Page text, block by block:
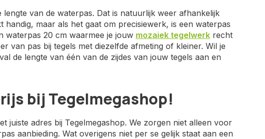
van de waterpas. Dat is natuurlijk weer afhankelijk
maar als het gaat om precisiewerk, is een waterpas
waterpas 20 cm waarmee je jouw mozaiek tegelwerkrecht
van pas bij tegels met diezelfde afmeting of kleiner. Wil je
de lengte van één van de zijdes van jouw tegels aan en
bij Tegelmegashop!
adres bij Tegelmegashop. We zorgen niet alleen voor
aanbieding. Wat overigens niet per se gelijk staat aan een